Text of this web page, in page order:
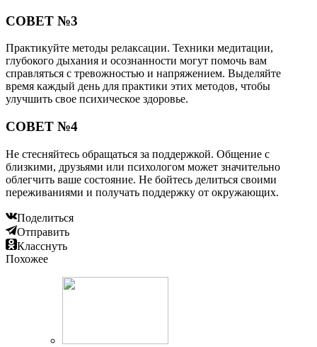
СОВЕТ №3
Практикуйте методы релаксации. Техники медитации,
глубокого дыхания и осознанности могут помочь вам
справляться с тревожностью и напряжением. Выделяйте
время каждый день для практики этих методов, чтобы
улучшить свое психическое здоровье.
СОВЕТ №4
Не стесняйтесь обращаться за поддержкой. Общение с
близкими, друзьями или психологом может значительно
облегчить ваше состояние. Не бойтесь делиться своими
переживаниями и получать поддержку от окружающих.
Поделиться
Отправить
Класснуть
Похожее